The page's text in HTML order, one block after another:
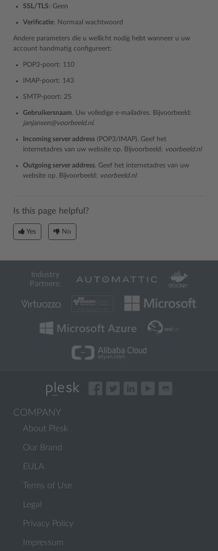
SSL/TLS: Geen
Verificatie: Normaal wachtwoord
Andere parameters die u wellicht nodig hebt wanneer u uw
account handmatig configureert:
POP3-poort: 110
IMAP-poort: 143
SMTP-poort: 25
Gebruikersnaam. Uw volledige e-mailadres. Bijvoorbeeld:
janjansen@voorbeeld.nl.
Incoming server address (POP3/IMAP). Geef het
internetadres van uw website op. Bijvoorbeeld: voorbeeld.nl
Outgoing server address. Geef het internetadres van uw
website op. Bijvoorbeeld: voorbeeld.nl
Is this page helpful?
Yes No
Industry
Partners:
COMPANY
About Plesk
Our Brand
EULA
Terms of Use
Legal
Privacy Policy
Impressum